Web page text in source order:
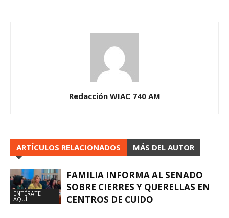
Redacción WIAC 740 AM
ARTÍCULOS RELACIONADOS MÁS DEL AUTOR
ENTÉRATE
AQUÍ
FAMILIA INFORMA AL SENADO
SOBRE CIERRES Y QUERELLAS EN
CENTROS DE CUIDO